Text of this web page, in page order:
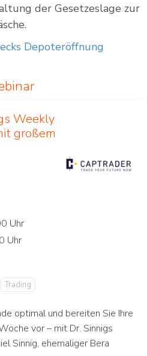
der Gesetzeslage zur
Depoteröffnung
Weekly
großem
Trading
optimal und bereiten Sie Ihre
vor – mit Dr. Sinnigs
Sinnig, ehemaliger Bera